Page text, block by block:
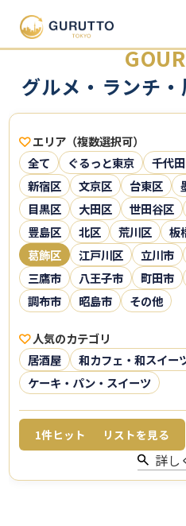
グルメ・ランチ
エリア（複数選択可）
全て
ぐるっと東京 千代
新宿区
文京区 台東区
目黒区
大田区 世田谷区
豊島区
北区 荒川区 板
葛飾区
江戸川区 立川市
三鷹市
八王子市 町田市
調布市
昭島市 その他
人気のカテゴリ
居酒屋
和カフェ・和スイー
ケーキ・パン・スイーツ
1件ヒット リストを見る
詳し